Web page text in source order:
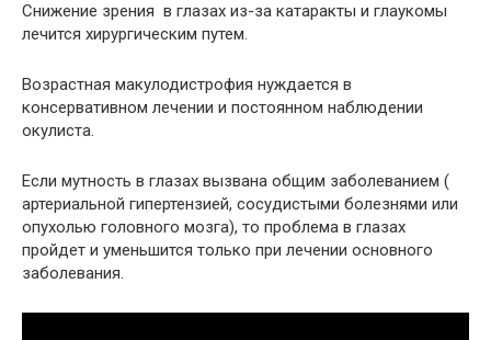
Снижение зрения в глазах из-за катаракты и глаукомы
лечится хирургическим путем.
Возрастная макулодистрофия нуждается в
консервативном лечении и постоянном наблюдении
окулиста.
Если мутность в глазах вызвана общим заболеванием (
артериальной гипертензией, сосудистыми болезнями или
опухолью головного мозга), то проблема в глазах
пройдет и уменьшится только при лечении основного
заболевания.